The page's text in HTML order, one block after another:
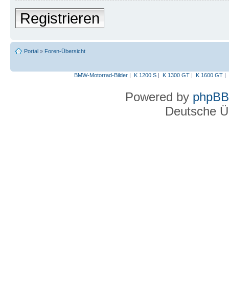
Registrieren
Portal » Foren-Übersicht
BMW-Motorrad-Bilder| K 1200 S| K 1300 GT| K 1600 GT|
Powered by phpBB
Deutsche